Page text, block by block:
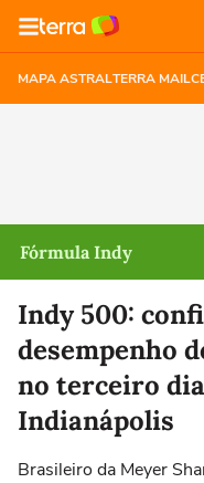
MAPA ASTRALTERRA MAIL
Fórmula Indy
Indy 500:
desempenho
no terceiro
Indianápolis
Brasileiro da Meyer